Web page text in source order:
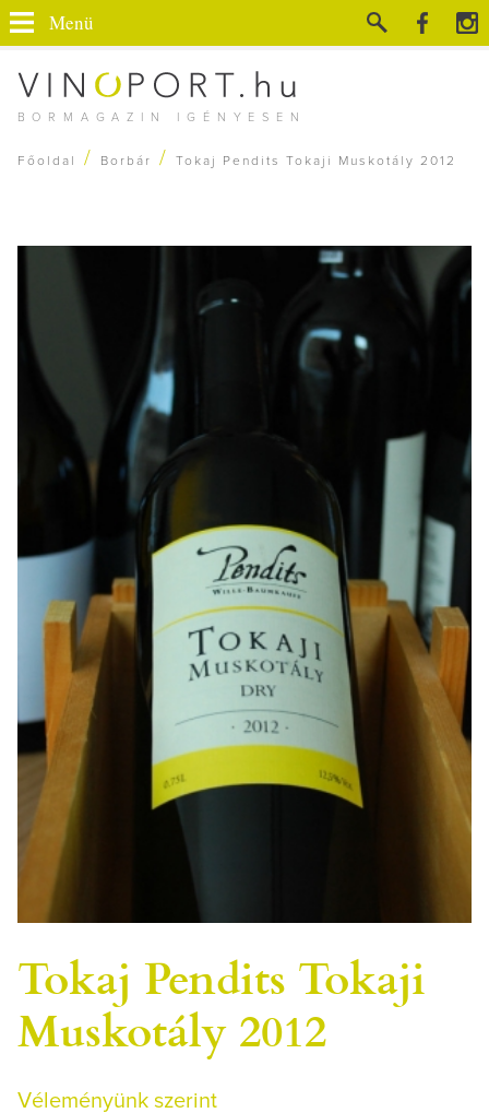
BORMAGAZIN IGÉNYESEN
Menü
Főoldal / Borbár / Tokaj Pendits Tokaji Muskotály 2012
Tokaj Pendits Tokaji
Muskotály 2012
Véleményünk szerint